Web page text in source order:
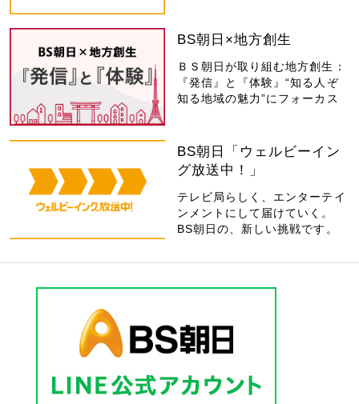
BS朝日×地方創生
ＢＳ朝日が取り組む地方創生：
『発信』と『体験』“知る人ぞ
知る地域の魅力”にフォーカス
BS朝日「ウェルビーイン
グ放送中！」
テレビ局らしく、エンターテイ
ンメントにして届けていく。
BS朝日の、新しい挑戦です。